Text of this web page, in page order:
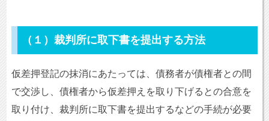
（１）裁判所に取下書を提出する方法
仮差押登記の抹消にあたっては、債務者が債権者との間
で交渉し、債権者から仮差押えを取り下げるとの合意を
取り付け、裁判所に取下書を提出するなどの手続が必要